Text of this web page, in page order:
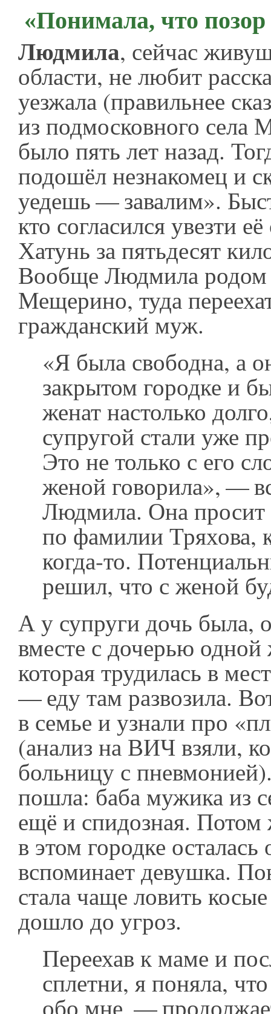
«Понимала, что
Людмила, сейчас
области, не любит
уезжала (правильнее
из подмосковного села
было пять лет назад.
подошёл незнакомец и
уедешь — завалим».
кто согласился увезти
Хатунь за пятьдесят
Вообще Людмила родом
Мещерино, туда
гражданский муж.
«Я была свободна, а
закрытом городке и
женат настолько
супругой стали уже
Это не только с его
женой говорила», —
Людмила. Она просит
по фамилии Тряхова,
когда-то.
решил, что с женой
А у супруги дочь была,
вместе с дочерью
которая трудилась в
— еду там развозила.
в семье и узнали про
(анализ на ВИЧ взяли,
больницу с
пошла: баба мужика из
ещё и спидозная.
в этом городке
вспоминает девушка.
стала чаще ловить
дошло до угроз.
Переехав к маме и
сплетни, я поняла,
обо мне, —